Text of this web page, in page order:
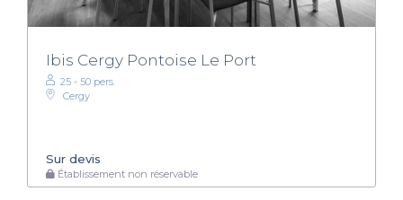
Ibis Cergy Pontoise Le Port
25 - 50 pers.
Cergy
Sur devis
Établissement non réservable